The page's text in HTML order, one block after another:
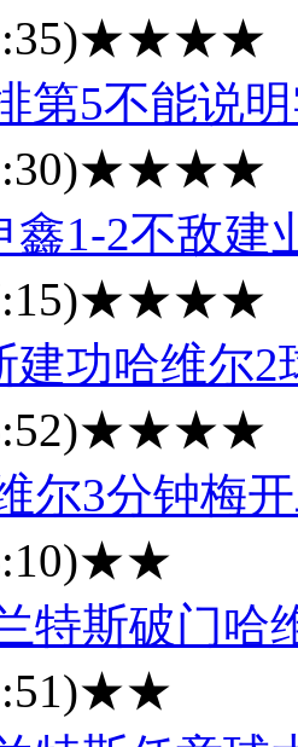
★★★★
第5不能说
★★★★
鑫1-2不敌建
★★★★
建功哈维尔
★★★★
尔3分钟梅
★★
特斯破门哈
★★